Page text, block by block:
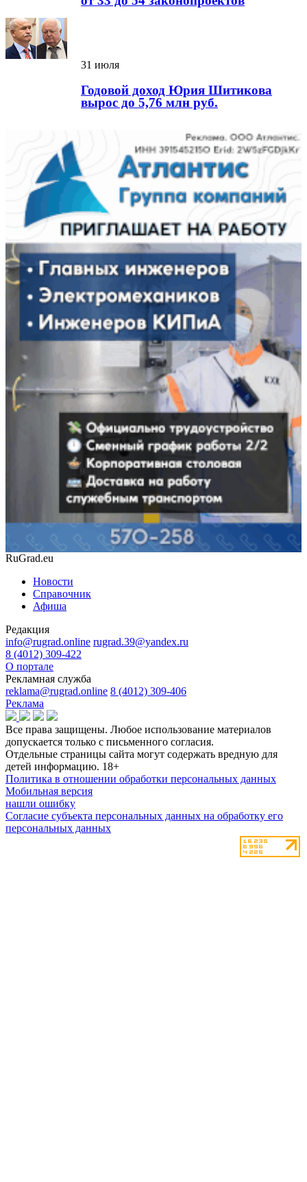
31 июля
Годовой доход Юрия Шитикова
вырос до 5,76 млн руб.
RuGrad.eu
Новости
Справочник
Афиша
Редакция
info@rugrad.online rugrad.39@yandex.ru
8 (4012) 309-422
О портале
Рекламная служба
reklama@rugrad.online 8 (4012) 309-406
Реклама
Все права защищены. Любое использование материалов
допускается только с письменного согласия.
Отдельные страницы сайта могут содержать вредную для
детей информацию. 18+
Политика в отношении обработки персональных данных
Мобильная версия
нашли ошибку
Согласие субъекта персональных данных на обработку его
персональных данных